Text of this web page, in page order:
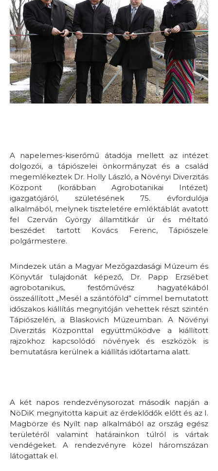
A napelemes-kiserőmű átadója mellett az intézet
dolgozói, a tápiószelei önkormányzat és a család
megemlékeztek Dr. Holly László, a Növényi Diverzitás
Központ (korábban Agrobotanikai Intézet)
igazgatójáról, születésének 75. évfordulója
alkalmából, melynek tiszteletére emléktáblát avatott
fel Czerván György államtitkár úr és méltató
beszédet tartott Kovács Ferenc, Tápiószele
polgármestere.
Mindezek után a Magyar Mezőgazdasági Múzeum és
Könyvtár tulajdonát képező, Dr. Papp Erzsébet
agrobotanikus, festőművész hagyatékából
összeállított „Mesél a szántóföld” címmel bemutatott
időszakos kiállítás megnyitóján vehettek részt szintén
Tápiószelén, a Blaskovich Múzeumban. A Növényi
Diverzitás Központtal együttműködve a kiállított
rajzokhoz kapcsolódó növények és eszközök is
bemutatásra kerülnek a kiállítás időtartama alatt.
A két napos rendezvénysorozat második napján a
NöDiK megnyitotta kapuit az érdeklődők előtt és az I.
Magbörze és Nyílt nap alkalmából az ország egész
területéről valamint határainkon túlról is vártak
vendégeket. A rendezvényre közel háromszázan
látogattak el.